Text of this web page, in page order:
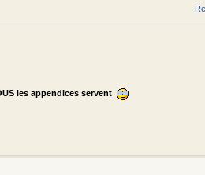
les appendices servent